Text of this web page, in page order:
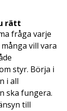
rätt
fråga varje
vill vara
styr. Börja i
i all
ska fungera.
till